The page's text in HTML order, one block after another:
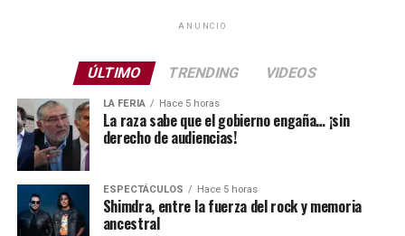
ANUNCIO
ÚLTIMO TRENDING VIDEOS
LA FERIA Hace 5 horas
La raza sabe que el gobierno engaña… ¡sin
derecho de audiencias!
ESPECTÁCULOS Hace 5 horas
Shimdra, entre la fuerza del rock y memoria
ancestral